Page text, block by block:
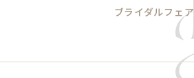
ブライダルフェア